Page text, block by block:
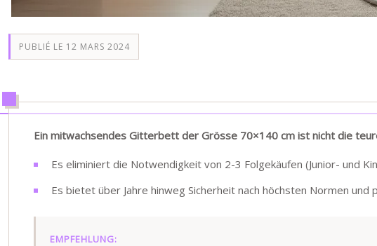
PUBLIÉ LE 12 MARS 2024
Ein mitwachsendes Gitterbett der Grösse 70×140 cm ist nicht die
Es eliminiert die Notwendigkeit von 2-3 Folgekäufen (Junior- und
Es bietet über Jahre hinweg Sicherheit nach höchsten Normen
EMPFEHLUNG: